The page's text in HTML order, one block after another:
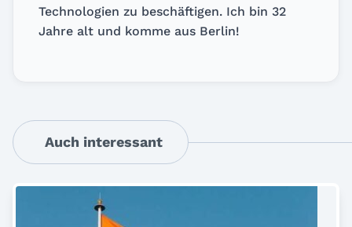
Technologien zu beschäftigen. Ich bin 32
Jahre alt und komme aus Berlin!
Auch interessant